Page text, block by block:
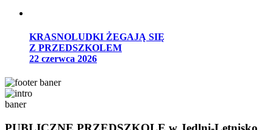
KRASNOLUDKI ŻEGAJĄ SIĘ
Z PRZEDSZKOLEM
22 czerwca 2026